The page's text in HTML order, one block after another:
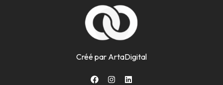
Créé par ArtaDigital